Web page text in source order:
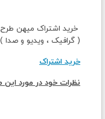
خرید اشتراک میهن
( گرافیک ، ویدیو و صدا )
خرید اشتراک
نظرات خود در مورد این